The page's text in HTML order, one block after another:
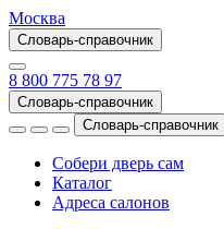
Москва
Словарь-справочник
8 800 775 78 97
Словарь-справочник
Словарь-справочник
Собери дверь сам
Каталог
Адреса салонов